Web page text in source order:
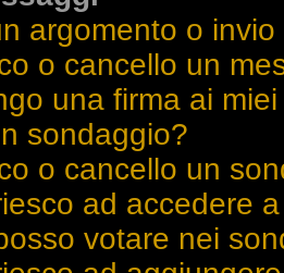
argomento o
o cancello un
una firma ai
sondaggio?
o cancello un
ad accedere
votare nei